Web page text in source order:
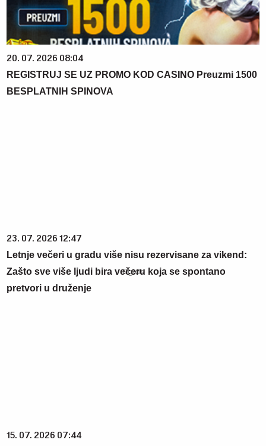
20. 07. 2026 08:04
REGISTRUJ SE UZ PROMO KOD CASINO Preuzmi 1500
BESPLATNIH SPINOVA
23. 07. 2026 12:47
Letnje večeri u gradu više nisu rezervisane za vikend:
Zašto sve više ljudi bira večeru koja se spontano
pretvori u druženje
15. 07. 2026 07:44